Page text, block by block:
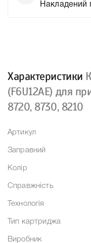
Накладений
Характеристики
(F6U12AE) для
8720, 8730, 8210
Артикул
Заправний
Колір
Справжність
Технологія
Тип картриджа
Виробник